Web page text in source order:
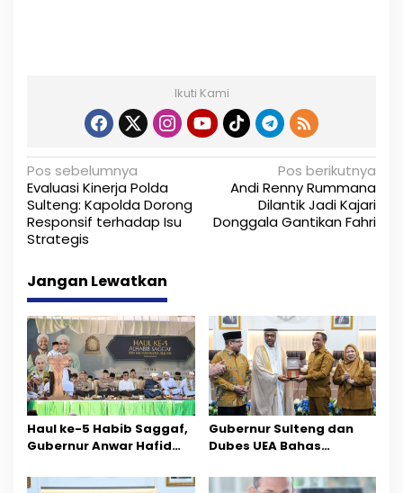
Ikuti Kami
N
a
v
g
a
s
i
p
o
s
Pos sebelumnya
Evaluasi Kinerja Polda
Sulteng: Kapolda Dorong
Responsif terhadap Isu
Strategis
Pos berikutnya
Andi Renny Rummana
Dilantik Jadi Kajari
Donggala Gantikan Fahri
Jangan Lewatkan
Haul ke-5 Habib Saggaf,
Gubernur Anwar Hafid
Ilmu dan Pendidikan
Gubernur Sulteng dan
Dubes UEA Bahas
Sektor Jadi Prioritas